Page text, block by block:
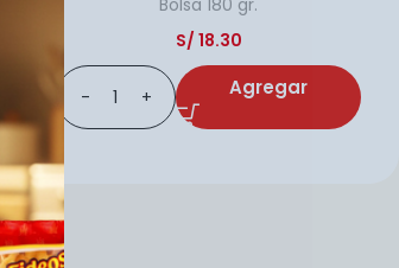
Bolsa 180 gr.
S/ 18.30
Agregar